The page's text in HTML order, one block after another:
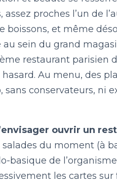
DU
proches l’un de
boissons, et même
sein du grand
restaurant parisien
Au menu, des
conservateurs, ni
ouvrir un
du moment (à
basique de
les cartes